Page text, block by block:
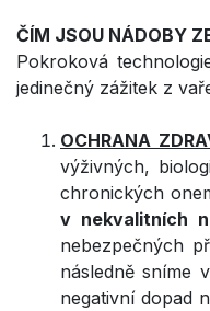
ČÍM JSOU NÁDOBY
Pokroková
jedinečný zážitek z
OCHRANA
výživných,
chronických
v nekvalitních
nebezpečných
následně sníme
negativní dopad